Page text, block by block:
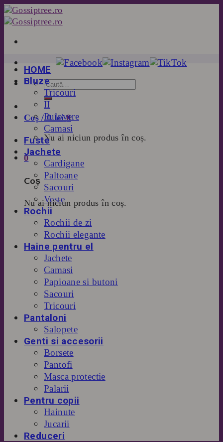
Skip
to
Coș /0lei 0
Nu ai niciun produs în coș.
0
Coș
Nu ai niciun produs în coș.
HOME
Bluze
Tricouri
II
Pulovere
Camasi
Fuste
Jachete
Cardigane
Paltoane
Sacouri
Veste
Rochii
Rochii de zi
Rochii elegante
Haine pentru el
Jachete
Camasi
Papioane si butoni
Sacouri
Tricouri
Pantaloni
Salopete
Genti si accesorii
Borsete
Pantofi
Masca protectie
Palarii
Pentru copii
Hainute
Jucarii
Reduceri